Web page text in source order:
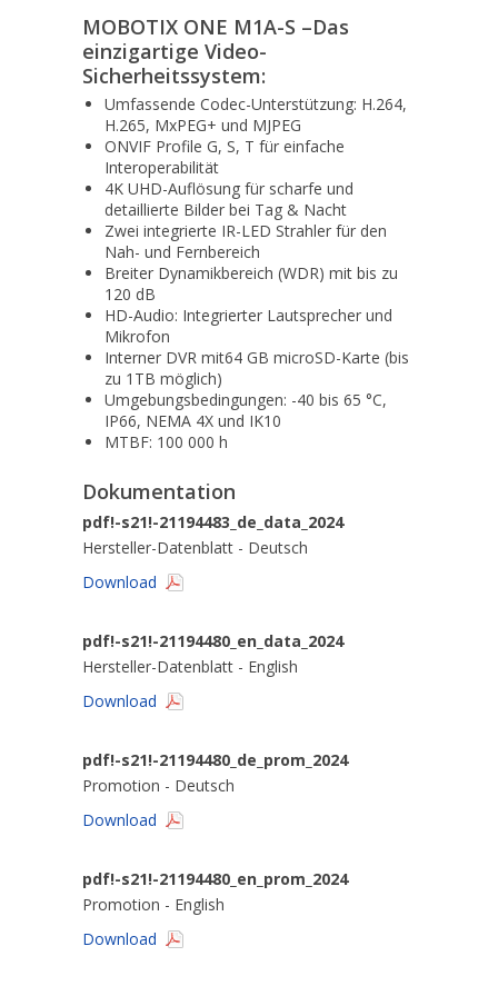
MOBOTIX ONE M1A-S –Das
einzigartige Video-
Sicherheitssystem:
Umfassende Codec-Unterstützung: H.264,
H.265, MxPEG+ und MJPEG
ONVIF Profile G, S, T für einfache
Interoperabilität
4K UHD-Auflösung für scharfe und
detaillierte Bilder bei Tag & Nacht
Zwei integrierte IR-LED Strahler für den
Nah- und Fernbereich
Breiter Dynamikbereich (WDR) mit bis zu
120 dB
HD-Audio: Integrierter Lautsprecher und
Mikrofon
Interner DVR mit64 GB microSD-Karte (bis
zu 1TB möglich)
Umgebungsbedingungen: -40 bis 65 °C,
IP66, NEMA 4X und IK10
MTBF: 100 000 h
Dokumentation
pdf!-s21!-21194483_de_data_2024
Hersteller-Datenblatt - Deutsch
Download
pdf!-s21!-21194480_en_data_2024
Hersteller-Datenblatt - English
Download
pdf!-s21!-21194480_de_prom_2024
Promotion - Deutsch
Download
pdf!-s21!-21194480_en_prom_2024
Promotion - English
Download